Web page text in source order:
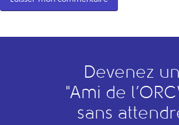
Devenez un
"Ami de l’O
sans